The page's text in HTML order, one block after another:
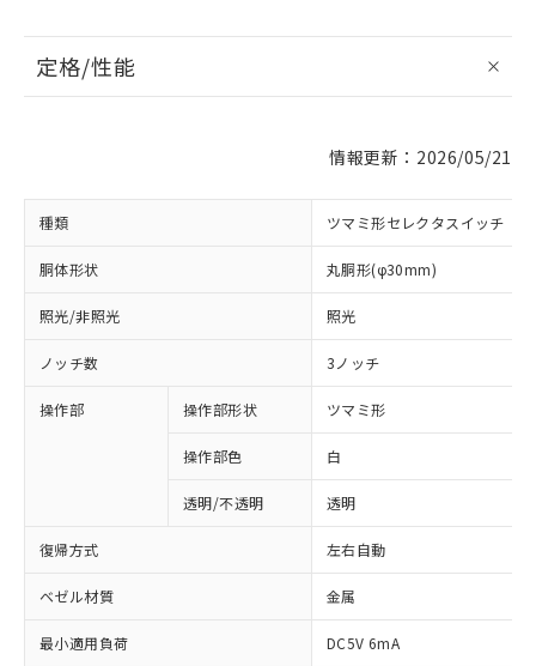
定格/性能
情報更新：2026/05/21
種類 ツマミ形セレクタスイッチ
胴体形状 丸胴形(φ30mm)
照光/非照光 照光
ノッチ数 3ノッチ
操作部 操作部形状 ツマミ形
操作部色 白
透明/不透明 透明
復帰方式 左右自動
ベゼル材質 金属
最小適用負荷 DC5V 6mA